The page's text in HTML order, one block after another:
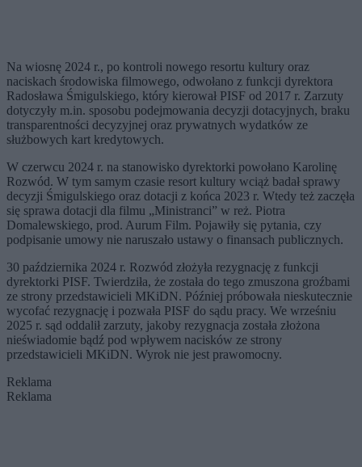
Na wiosnę 2024 r., po kontroli nowego resortu kultury oraz
naciskach środowiska filmowego, odwołano z funkcji dyrektora
Radosława Śmigulskiego, który kierował PISF od 2017 r. Zarzuty
dotyczyły m.in. sposobu podejmowania decyzji dotacyjnych, braku
transparentności decyzyjnej oraz prywatnych wydatków ze
służbowych kart kredytowych.
W czerwcu 2024 r. na stanowisko dyrektorki powołano Karolinę
Rozwód. W tym samym czasie resort kultury wciąż badał sprawy
decyzji Śmigulskiego oraz dotacji z końca 2023 r. Wtedy też zaczęła
się sprawa dotacji dla filmu „Ministranci” w reż. Piotra
Domalewskiego, prod. Aurum Film. Pojawiły się pytania, czy
podpisanie umowy nie naruszało ustawy o finansach publicznych.
30 października 2024 r. Rozwód złożyła rezygnację z funkcji
dyrektorki PISF. Twierdziła, że została do tego zmuszona groźbami
ze strony przedstawicieli MKiDN. Później próbowała nieskutecznie
wycofać rezygnację i pozwała PISF do sądu pracy. We wrześniu
2025 r. sąd oddalił zarzuty, jakoby rezygnacja została złożona
nieświadomie bądź pod wpływem nacisków ze strony
przedstawicieli MKiDN. Wyrok nie jest prawomocny.
Reklama
Reklama